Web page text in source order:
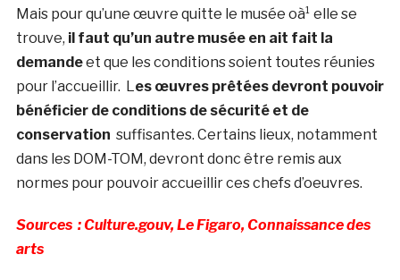
Mais pour qu’une œuvre quitte le musée oà¹ elle se
trouve, il faut qu’un autre musée en ait fait la
demandeet que les conditions soient toutes réunies
pour l’accueillir. Les œuvres prêtées devront pouvoir
bénéficier de conditions de sécurité et de
conservation suffisantes. Certains lieux, notamment
dans les DOM-TOM, devront donc être remis aux
normes pour pouvoir accueillir ces chefs d’oeuvres.
Sources : Culture.gouv, Le Figaro, Connaissance des
arts